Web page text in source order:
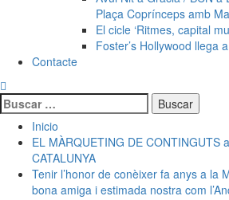
Plaça Coprínceps amb
El cicle ‘Ritmes, capital
Foster’s Hollywood llega
Contacte
Buscar:
Inicio
EL MÀRQUETING DE CONTINGUTS
CATALUNYA
Tenir l’honor de conèixer fa anys a la
bona amiga i estimada nostra com